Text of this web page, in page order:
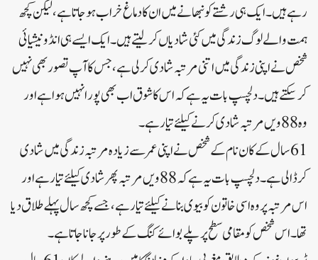
رہے ہیں ۔ ایک ہی رشتے کو نبھانے میں ان کا دماغ خراب ہوجاتا ہے ، لیکن کچھ
ہمت والے لوگ زندگی میں کئی شادیاں کرلیتے ہیں ۔ ایک ایسے ہی انڈونیشیائی
شخص نے اپنی زندگی میں اتنی مرتبہ شادی کرلی ہے، جس کا آپ تصور بھی نہیں
کرسکتے ہیں ۔ دلچسپ بات یہ ہے کہ اس کا شوق اب بھی پورا نہیں ہوا ہے اور
وہ 88 ویں مرتبہ شادی کرنے کیلئے تیار ہے ۔
61 سال کے کان نام کے شخص نے اپنی عمر سے زیادہ مرتبہ زندگی میں شادی
کر ڈالی ہے ۔ دلچسپ بات یہ ہے کہ 88 ویں مرتبہ پھر شادی کیلئے تیار ہے اور
اس مرتبہ پر وہ اسی خاتون کو بیوی بنانے کیلئے تیار ہے، جسے کچھ سال پہلے طلاق دیا
تھا ۔ اس شخص کو مقامی سطح پر پلے بوائے کنگ کے طور پر جانا جاتا ہے ۔